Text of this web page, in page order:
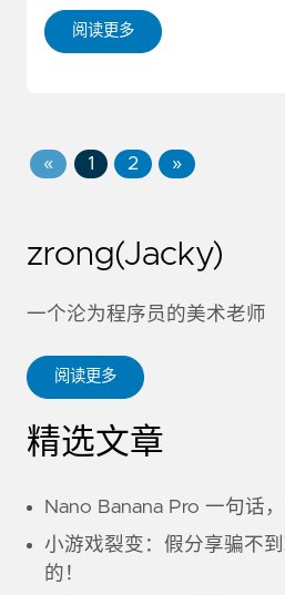
阅读更多
« 1 2 »
zrong(Jacky)
一个沦为程序员的美术老师
阅读更多
精选文章
Nano Banana Pro 一句话
小游戏裂变：假分享骗不
的！